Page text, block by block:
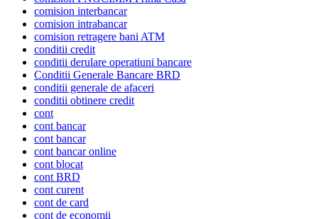
comision interbancar
comision intrabancar
comision retragere bani ATM
conditii credit
conditii derulare operatiuni bancare
Conditii Generale Bancare BRD
conditii generale de afaceri
conditii obtinere credit
cont
cont bancar
cont bancar
cont bancar online
cont blocat
cont BRD
cont curent
cont de card
cont de economii